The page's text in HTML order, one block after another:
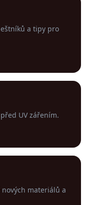
a tipy pro
UV zářením.
materiálů a